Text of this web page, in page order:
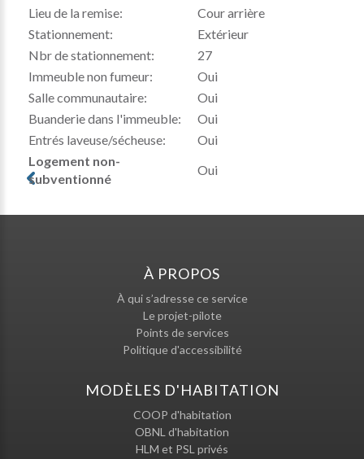
Lieu de la remise:
Cour arrière
Stationnement:
Extérieur
Nbr de stationnement:
27
Immeuble non fumeur:
Oui
Salle communautaire:
Oui
Buanderie dans l'immeuble:
Oui
Entrés laveuse/sécheuse:
Oui
Logement non-
subventionné
Oui
À PROPOS
À qui s’adresse ce service
Le projet-pilote
Points de services
Politique d'accessibilité
MODÈLES D'HABITATION
COOP d'habitation
OBNL d'habitation
HLM et PSL privés